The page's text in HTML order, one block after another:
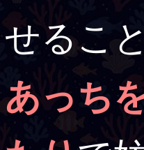
るこ
あっち